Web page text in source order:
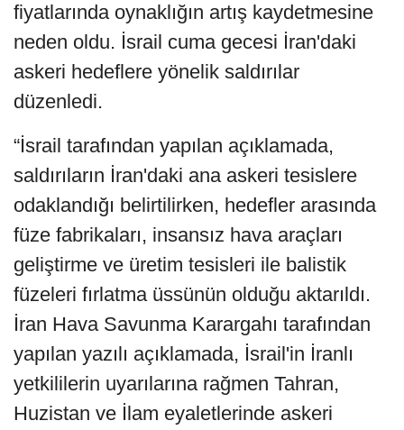
fiyatlarında oynaklığın artış kaydetmesine
neden oldu. İsrail cuma gecesi İran'daki
askeri hedeflere yönelik saldırılar
düzenledi.
“İsrail tarafından yapılan açıklamada,
saldırıların İran'daki ana askeri tesislere
odaklandığı belirtilirken, hedefler arasında
füze fabrikaları, insansız hava araçları
geliştirme ve üretim tesisleri ile balistik
füzeleri fırlatma üssünün olduğu aktarıldı.
İran Hava Savunma Karargahı tarafından
yapılan yazılı açıklamada, İsrail'in İranlı
yetkililerin uyarılarına rağmen Tahran,
Huzistan ve İlam eyaletlerinde askeri